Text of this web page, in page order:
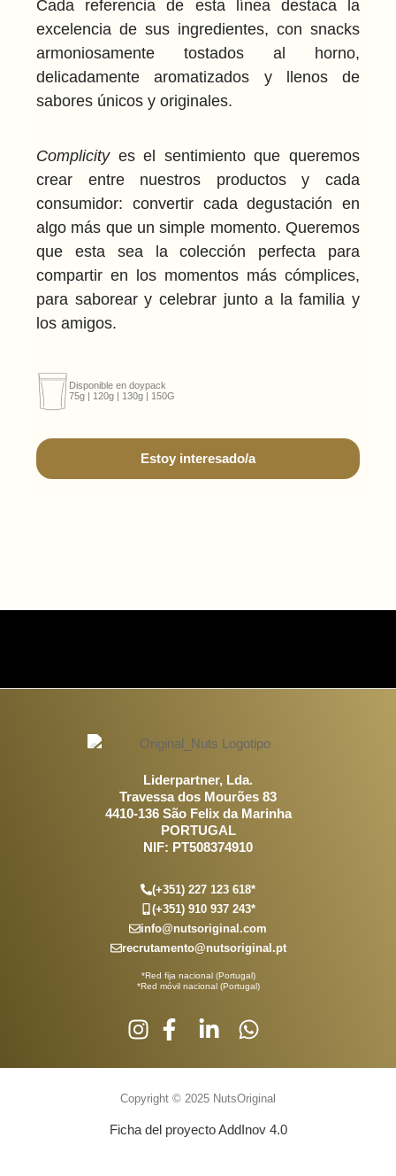
Cada referencia de esta línea destaca la
excelencia de sus ingredientes, con snacks
armoniosamente tostados al horno,
delicadamente aromatizados y llenos de
sabores únicos y originales.
Complicityes el sentimiento que queremos
crear entre nuestros productos y cada
consumidor: convertir cada degustación en
algo más que un simple momento. Queremos
que esta sea la colección perfecta para
compartir en los momentos más cómplices,
para saborear y celebrar junto a la familia y
los amigos.
Disponible en doypack
75g | 120g | 130g | 150G
Estoy interesado/a
Liderpartner, Lda.
Travessa dos Mourões 83
4410-136 São Felix da Marinha
PORTUGAL
NIF: PT508374910
(+351) 227 123 618*
(+351) 910 937 243*
info@nutsoriginal.com
recrutamento@nutsoriginal.pt
*Red fija nacional (Portugal)
*Red móvil nacional (Portugal)
Copyright © 2025 NutsOriginal
Ficha del proyecto AddInov 4.0